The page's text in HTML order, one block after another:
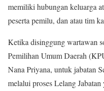
memiliki hubungan keluarga
peserta pemilu, dan atau tim
Ketika disinggung wartawan
Pemilihan Umum Daerah
Nana Priyana, untuk jabatan
melalui proses Lelang